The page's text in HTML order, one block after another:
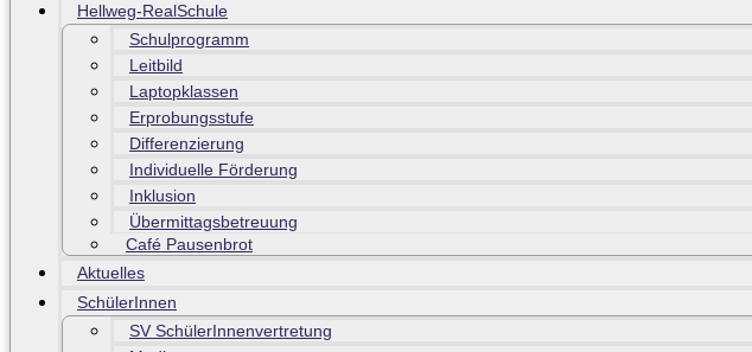
Hellweg-RealSchule
Schulprogramm
Leitbild
Laptopklassen
Erprobungsstufe
Differenzierung
Individuelle Förderung
Inklusion
Übermittagsbetreuung
Café Pausenbrot
Aktuelles
SchülerInnen
SV SchülerInnenvertretung